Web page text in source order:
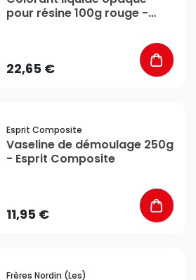
pour résine 100g rouge -
22,65 €
Esprit Composite
Vaseline de démoulage 250g
- Esprit Composite
11,95 €
Frères Nordin (les)